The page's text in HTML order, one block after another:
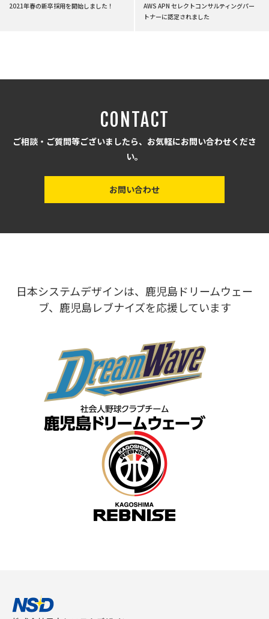
2021年春の新卒採用を開始しました！
AWS APN セレクトコンサルティングパー
トナーに認定されました
CONTACT
ご相談・ご質問等ございましたら、お気軽にお問い合わせくださ
い。
お問い合わせ
日本システムデザインは、鹿児島ドリームウェー
ブ、鹿児島レブナイズを応援しています